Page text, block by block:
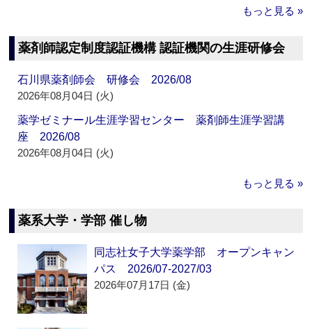
もっと見る »
薬剤師認定制度認証機構 認証機関の生涯研修会
石川県薬剤師会 研修会 2026/08
2026年08月04日 (火)
薬学ゼミナール生涯学習センター 薬剤師生涯学習講
座 2026/08
2026年08月04日 (火)
もっと見る »
薬系大学・学部 催し物
同志社女子大学薬学部 オープンキャン
パス 2026/07-2027/03
2026年07月17日 (金)